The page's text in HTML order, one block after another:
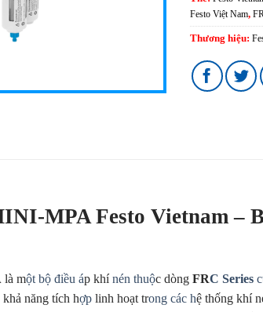
Festo Việt Nam,
Thương hiệu:
MPA Festo Vietnam –
là một bộ điều áp khínén thuộc dòng FRC Series
khả năng tích hợp linh hoạt trong các hệ thống khí